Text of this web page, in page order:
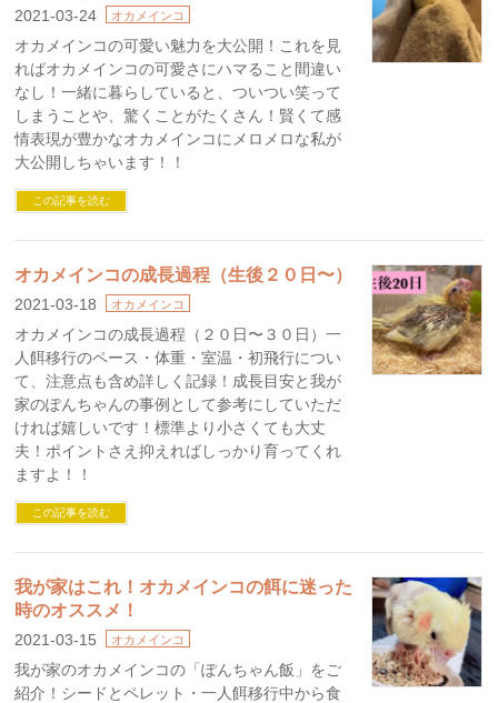
2021-03-24 オカメインコ
オカメインコの可愛い魅力を大公開！これを見
ればオカメインコの可愛さにハマること間違い
なし！一緒に暮らしていると、ついつい笑って
しまうことや、驚くことがたくさん！賢くて感
情表現が豊かなオカメインコにメロメロな私が
大公開しちゃいます！！
この記事を読む
オカメインコの成長過程（生後２０日〜）
2021-03-18 オカメインコ
オカメインコの成長過程（２０日〜３０日）一
人餌移行のペース・体重・室温・初飛行につい
て、注意点も含め詳しく記録！成長目安と我が
家のぽんちゃんの事例として参考にしていただ
ければ嬉しいです！標準より小さくても大丈
夫！ポイントさえ抑えればしっかり育ってくれ
ますよ！！
この記事を読む
我が家はこれ！オカメインコの餌に迷った
時のオススメ！
2021-03-15 オカメインコ
我が家のオカメインコの「ぽんちゃん飯」をご
紹介！シードとペレット・一人餌移行中から食